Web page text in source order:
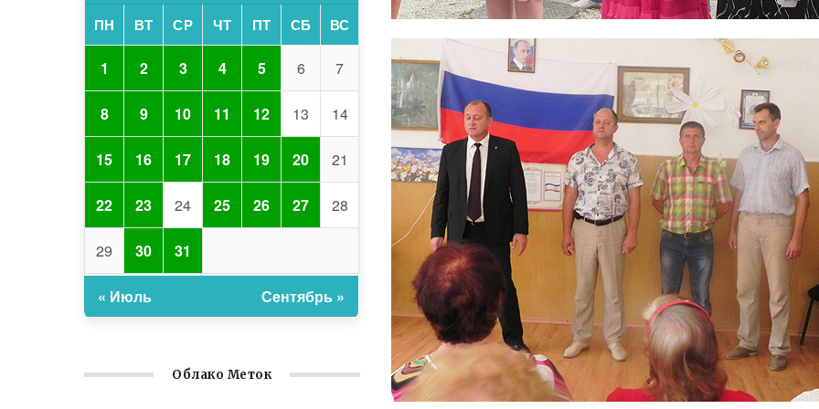
ПН ВТ СР ЧТ ПТ СБ ВС
1 2 3 4 5 6 7
8 9 10 11 12 13 14
15 16 17 18 19 20 21
22 23 24 25 26 27 28
29 30 31
« Июль Сентябрь »
Облако Меток